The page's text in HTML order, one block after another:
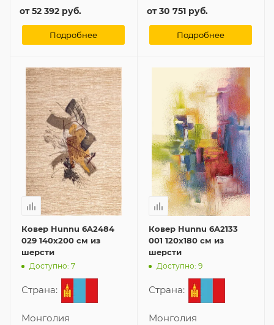
от52 392 руб.
Подробнее
от30 751 руб.
Подробнее
Ковер Hunnu 6A2484
029 140x200 см из
шерсти
Доступно: 7
Страна:
Монголия
Ковер Hunnu 6A2133
001 120x180 см из
шерсти
Доступно: 9
Страна:
Монголия